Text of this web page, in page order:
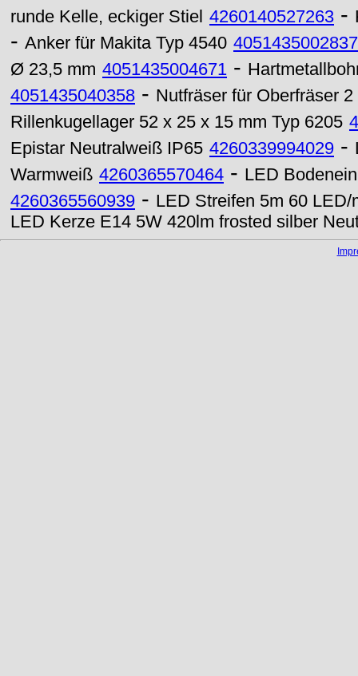
runde Kelle, eckiger Stiel 4260140527263 -
- Anker für Makita Typ 4540 4051435002837
Ø 23,5 mm 4051435004671 -
4051435040358 - Nutfräser für Oberfräser
Rillenkugellager 52 x 25 x 15 mm Typ 6205
Epistar Neutralweiß IP65 4260339994029 -
Warmweiß 4260365570464 - LED
4260365560939 - LED Streifen 5m 60
LED Kerze E14 5W 420lm frosted silber